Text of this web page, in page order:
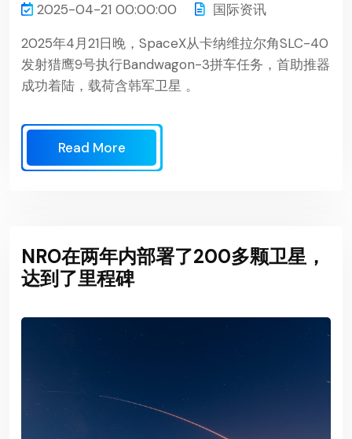
2025-04-21 00:00:00
国际资讯
2025年4月21日晚，SpaceX从卡纳维拉尔角SLC-40
发射猎鹰9号执行Bandwagon-3拼车任务，首助推器
成功着陆，载荷含韩军卫星 。
Read More
NRO在两年内部署了200多颗卫星，
达到了里程碑